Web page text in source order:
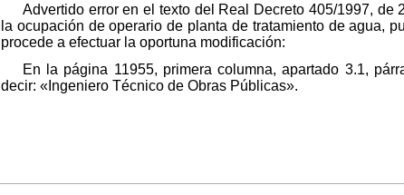
Advertido error en el texto del Real Decreto 405/1997,
la ocupación de operario de planta de tratamiento de agua,
procede a efectuar la oportuna modificación:
En la página 11955, primera columna, apartado 3.1,
decir: «Ingeniero Técnico de Obras Públicas».